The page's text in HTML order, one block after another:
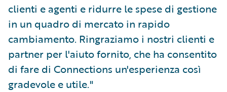
clienti e agenti e ridurre le spese di gestione
in un quadro di mercato in rapido
cambiamento. Ringraziamo i nostri clienti e
partner per l'aiuto fornito, che ha consentito
di fare di Connections un'esperienza così
gradevole e utile."